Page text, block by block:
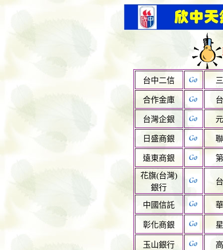
台中二信
合作金庫
台灣企銀
日盛商銀
遠東商銀
花旗(台灣)
銀行
中國信託
彰化商銀
玉山銀行